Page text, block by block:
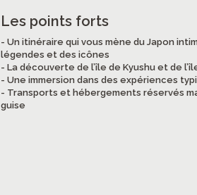
Les points forts
- Un itinéraire qui vous mène du Japon
légendes et des icônes
- La découverte de l’île de Kyushu et de
- Une immersion dans des expériences
- Transports et hébergements réservés
guise